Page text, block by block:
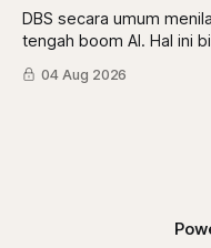
DBS secara umum
tengah boom AI. Hal ini
berbeda dari Mikirduit
menarik karena faktor El
04 Aug 2026